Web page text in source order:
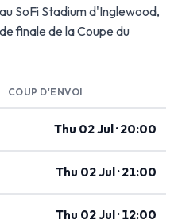
SoFi Stadium d'Inglewood,
finale de la Coupe du
COUP D'ENVOI
Thu 02 Jul · 20:00
Thu 02 Jul · 21:00
Thu 02 Jul · 12:00